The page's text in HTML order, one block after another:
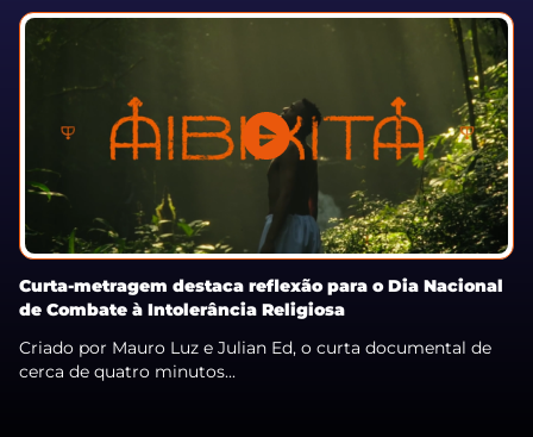
Curta-metragem destaca reflexão para o Dia Nacional
de Combate à Intolerância Religiosa
Criado por Mauro Luz e Julian Ed, o curta documental de
cerca de quatro minutos...